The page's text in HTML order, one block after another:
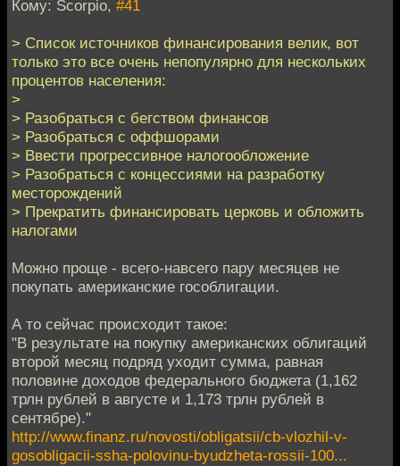
Кому: Scorpio, #41
> Список источников финансирования велик, вот
только это все очень непопулярно для нескольких
процентов населения:
>
> Разобраться с бегством финансов
> Разобраться с оффшорами
> Ввести прогрессивное налогообложение
> Разобраться с концессиями на разработку
месторождений
> Прекратить финансировать церковь и обложить
налогами
Можно проще - всего-навсего пару месяцев не
покупать американские гособлигации.
А то сейчас происходит такое:
"В результате на покупку американских облигаций
второй месяц подряд уходит сумма, равная
половине доходов федерального бюджета (1,162
трлн рублей в августе и 1,173 трлн рублей в
сентябре)."
http://www.finanz.ru/novosti/obligatsii/cb-vlozhil-v-
gosobligacii-ssha-polovinu-byudzheta-rossii-100...